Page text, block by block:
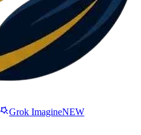
Grok ImagineNEW